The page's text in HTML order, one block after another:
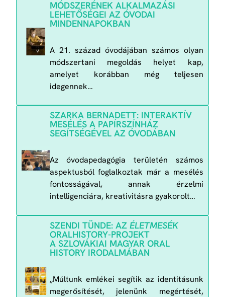
MÓDSZERÉNEK ALKALMAZÁSI
LEHETŐSÉGEI AZ ÓVODAI
MINDENNAPOKBAN
A 21. század óvodájában számos olyan
módszertani megoldás helyet kap,
amelyet korábban még teljesen
idegennek…
SZARKA BERNADETT: INTERAKTÍV
MESÉLÉS A PAPÍRSZÍNHÁZ
SEGÍTSÉGÉVEL AZ ÓVODÁBAN
Az óvodapedagógia területén számos
aspektusból foglalkoztak már a mesélés
fontosságával, annak érzelmi
intelligenciára, kreativitásra gyakorolt…
SZENDI TÜNDE: AZ ÉLETMESÉK
ORALHISTORY-PROJEKT
A SZLOVÁKIAI MAGYAR ORAL
HISTORY IRODALMÁBAN
„Múltunk emlékei segítik az identitásunk
megerősítését, jelenünk megértését,